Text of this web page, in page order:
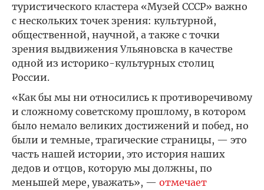
туристического кластера «Музей СССР» важно
с нескольких точек зрения: культурной,
общественной, научной, а также с точки
зрения выдвижения Ульяновска в качестве
одной из историко-культурных столиц
России.
«Как бы мы ни относились к противоречивому
и сложному советскому прошлому, в котором
было немало великих достижений и побед, но
были и темные, трагические страницы, — это
часть нашей истории, это история наших
дедов и отцов, которую мы должны, по
меньшей мере, уважать», — отмечает